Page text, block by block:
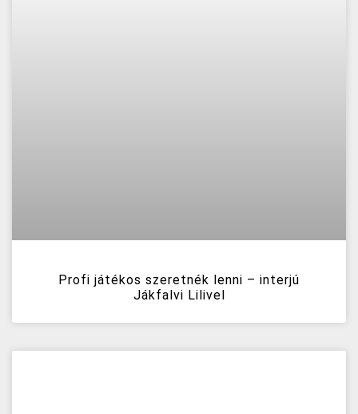
Profi játékos szeretnék lenni – interjú
Jákfalvi Lilivel